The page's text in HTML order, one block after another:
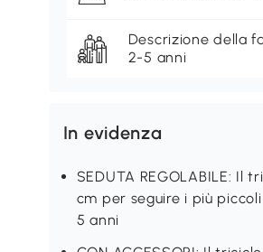
Descrizione della
2-5 anni
In evidenza
SEDUTA REGOLABILE:
cm per seguire i più
5 anni